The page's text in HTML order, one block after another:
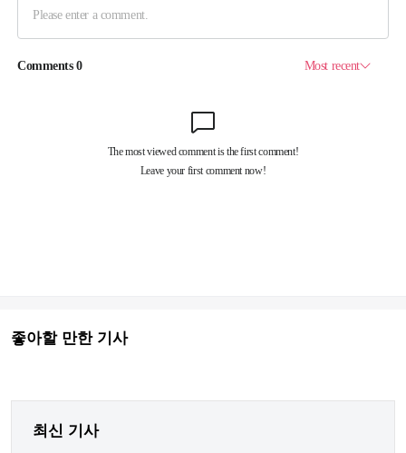
좋아할 만한 기사
최신 기사